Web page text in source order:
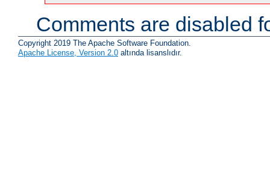
Comments are disabled
Copyright 2019 The Apache Software Foundation.
Apache License, Version 2.0 altında lisanslıdır.